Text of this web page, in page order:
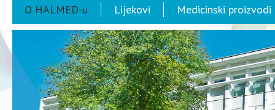
O HALMED-u Lijekovi Medicinski proizvodi